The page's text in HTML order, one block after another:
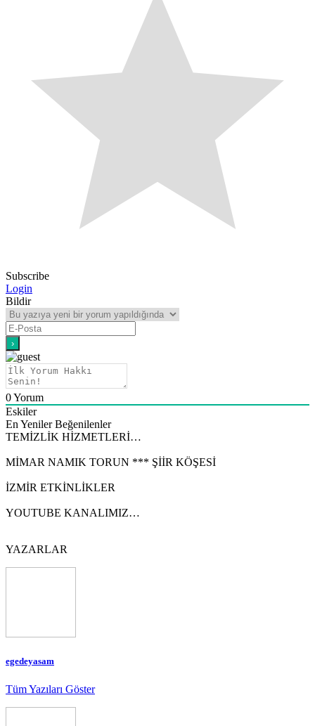
Subscribe
Login
Bildir
0Yorum
Eskiler
En Yeniler Beğenilenler
TEMİZLİK HİZMETLERİ…
MİMAR NAMIK TORUN *** ŞİİR KÖŞESİ
İZMİR ETKİNLİKLER
YOUTUBE KANALIMIZ…
YAZARLAR
egedeyasam
Tüm Yazıları Göster